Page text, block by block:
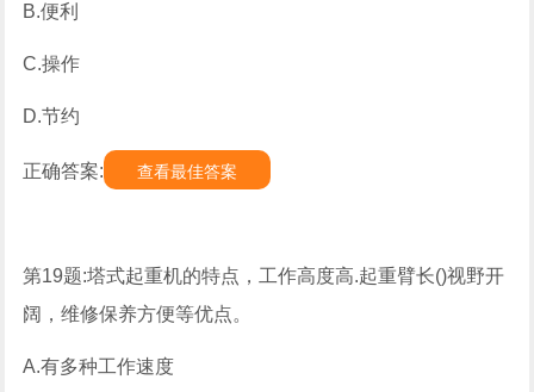
B.便利
C.操作
D.节约
正确答案: 查看最佳答案
第19题:塔式起重机的特点，工作高度高.起重臂长()视野开
阔，维修保养方便等优点。
A.有多种工作速度